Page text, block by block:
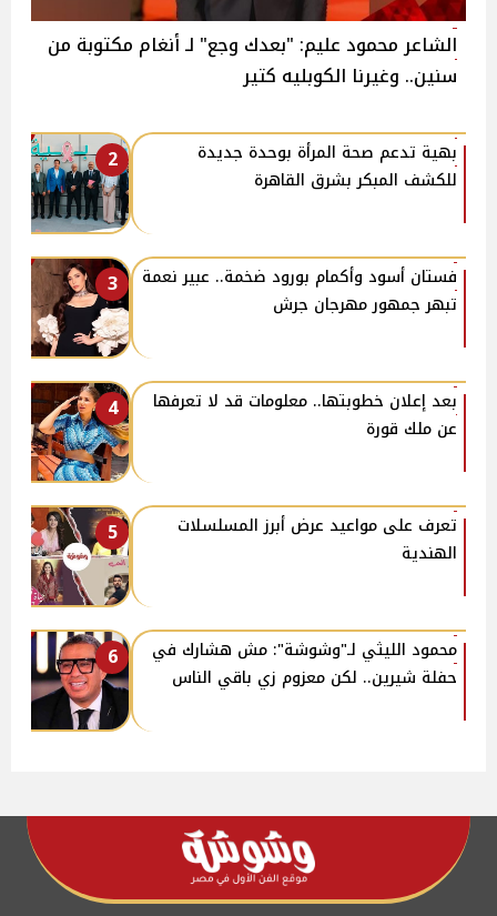
الشاعر محمود عليم: "بعدك وجع" لـ أنغام مكتوبة من
سنين.. وغيرنا الكوبليه كتير
2
بهية تدعم صحة المرأة بوحدة جديدة
للكشف المبكر بشرق القاهرة
3
فستان أسود وأكمام بورود ضخمة.. عبير نعمة
تبهر جمهور مهرجان جرش
4
بعد إعلان خطوبتها.. معلومات قد لا تعرفها
عن ملك قورة
5
تعرف على مواعيد عرض أبرز المسلسلات
الهندية
6
محمود الليثي لـ"وشوشة": مش هشارك في
حفلة شيرين.. لكن معزوم زي باقي الناس